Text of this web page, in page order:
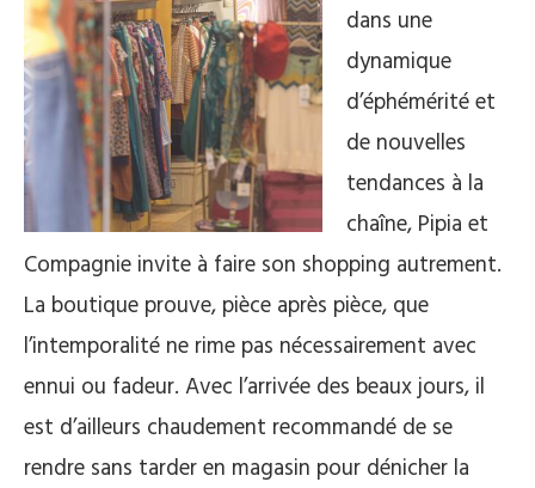
dans une
dynamique
d’éphémérité et
de nouvelles
tendances à la
chaîne, Pipia et
Compagnie invite à faire son shopping autrement.
La boutique prouve, pièce après pièce, que
l’intemporalité ne rime pas nécessairement avec
ennui ou fadeur. Avec l’arrivée des beaux jours, il
est d’ailleurs chaudement recommandé de se
rendre sans tarder en magasin pour dénicher la